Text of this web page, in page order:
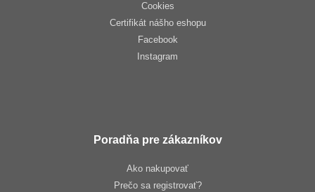
Cookies
Certifikát nášho eshopu
Facebook
Instagram
Poradňa pre zákazníkov
Ako nakupovať
Prečo sa registrovať?